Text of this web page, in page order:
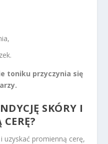
toniku przyczynia się
SKÓRY I
uzyskać promienną cerę,